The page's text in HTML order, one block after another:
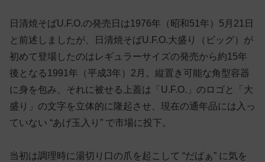
日清焼そばU.F.O.の発売日は1976年（昭和51年）5月21日
と前述しましたが、日清焼そばU.F.O.大盛り（ビッグ）が
初めて登場したのはレギュラーサイズの発売から約15年
後となる1991年（平成3年）2月。縦置き可能な角型容器
に身を包み、それに被せる上蓋は「U.F.O.」のロゴと「大
盛り」の文字を立体的に隆起させ、現在の通年品には入っ
ていない “あげ玉入り” で市場に投下。
当初は調理時に湯切り口の爪を起こして “だばぁ” に気を